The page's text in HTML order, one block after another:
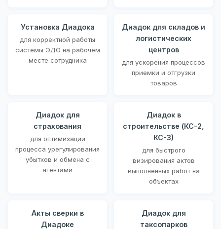
Установка Диадока
для корректной работы
системы ЭДО на рабочем
месте сотрудника
Диадок для складов и
логистических
центров
для ускорения процессов
приемки и отгрузки
товаров
Диадок для
страхования
для оптимизации
процесса урегулирования
убытков и обмена с
агентами
Диадок в
строительстве (КС-2,
КС-3)
для быстрого
визирования актов
выполненных работ на
объектах
Акты сверки в
Диадоке
Диадок для
таксопарков